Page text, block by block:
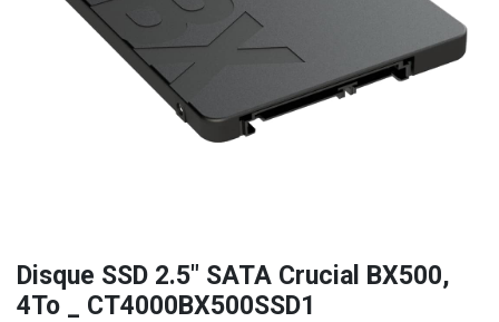
Disque SSD 2.5" SATA Crucial BX500,
4To _ CT4000BX500SSD1